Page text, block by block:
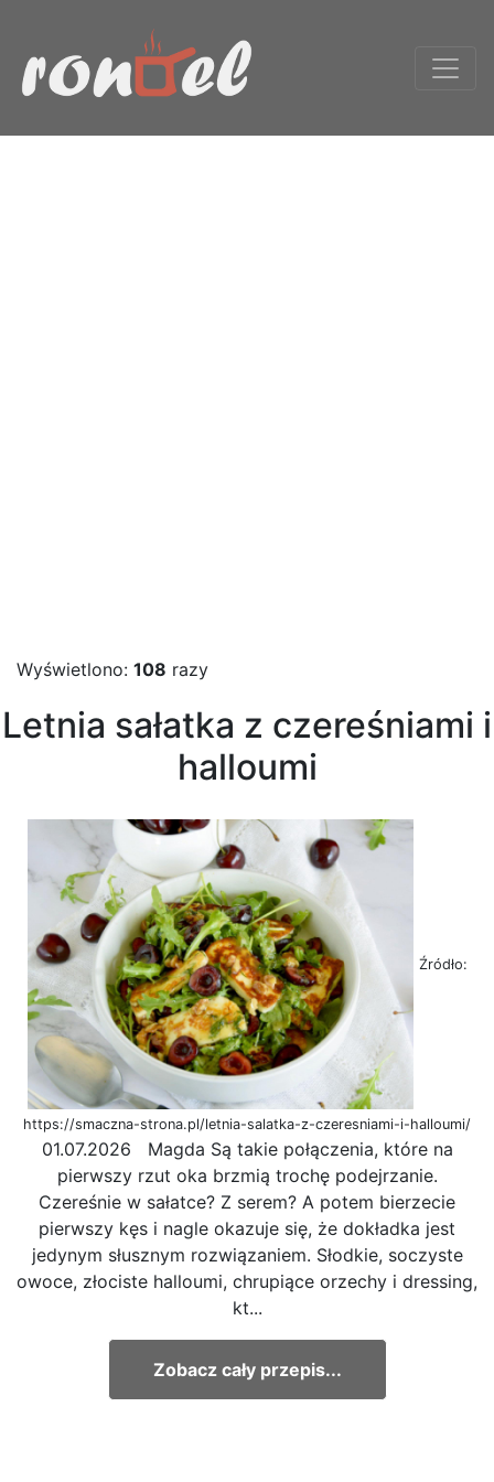
Wyświetlono: 108 razy
Letnia sałatka z czereśniami i
halloumi
Źródło:
https://smaczna-strona.pl/letnia-salatka-z-czeresniami-i-halloumi/
01.07.2026 Magda Są takie połączenia, które na
pierwszy rzut oka brzmią trochę podejrzanie.
Czereśnie w sałatce? Z serem? A potem bierzecie
pierwszy kęs i nagle okazuje się, że dokładka jest
jedynym słusznym rozwiązaniem. Słodkie, soczyste
owoce, złociste halloumi, chrupiące orzechy i dressing,
kt...
Zobacz cały przepis...